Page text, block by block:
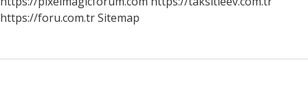
https://foru.com.trSitemap